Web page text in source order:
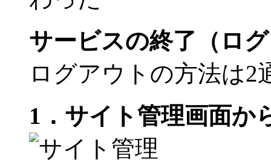
サービスの終了（ロ
ログアウトの方法は2
1．サイト管理画面か